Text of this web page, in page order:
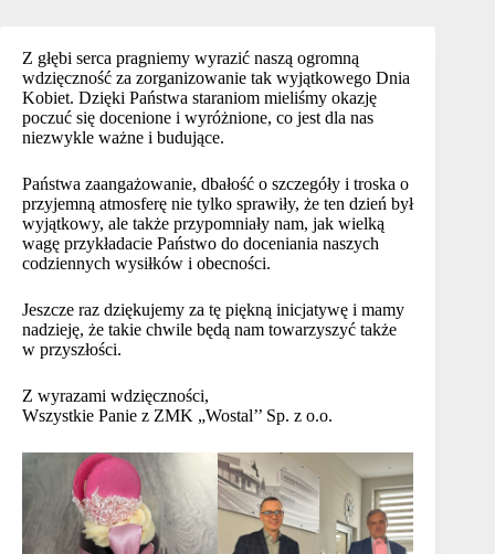
Z głębi serca pragniemy wyrazić naszą ogromną
wdzięczność za zorganizowanie tak wyjątkowego Dnia
Kobiet. Dzięki Państwa staraniom mieliśmy okazję
poczuć się docenione i wyróżnione, co jest dla nas
niezwykle ważne i budujące.
Państwa zaangażowanie, dbałość o szczegóły i troska o
przyjemną atmosferę nie tylko sprawiły, że ten dzień był
wyjątkowy, ale także przypomniały nam, jak wielką
wagę przykładacie Państwo do doceniania naszych
codziennych wysiłków i obecności.
Jeszcze raz dziękujemy za tę piękną inicjatywę i mamy
nadzieję, że takie chwile będą nam towarzyszyć także
w przyszłości.
Z wyrazami wdzięczności,
Wszystkie Panie z ZMK „Wostal’’ Sp. z o.o.